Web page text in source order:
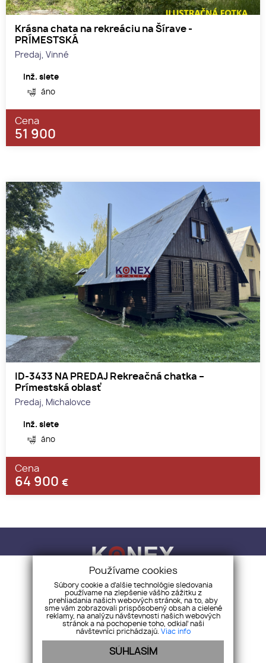
Krásna chata na rekreáciu na Šírave -
PRÍMESTSKÁ
Predaj, Vinné
Inž. siete
áno
Cena
51 900
ID-3433 NA PREDAJ Rekreačná chatka –
Prímestská oblasť
Predaj, Michalovce
Inž. siete
áno
Cena
64 900 €
KONEX REALITY, s.r.o.
+421 918 883 321
info@konex-reality.sk
NEHNUTEĽNOSTI BLOG O NÁS KONTAKT CHCEM PREDAŤ
Používame cookies
Súbory cookie a ďalšie technológie sledovania
používame na zlepšenie vášho zážitku z
prehliadania našich webových stránok, na to, aby
sme vám zobrazovali prispôsobený obsah a cielené
reklamy, na analýzu návštevnosti našich webových
stránok a na pochopenie toho, odkiaľ naši
návštevníci prichádzajú. Viac info
SÚHLASÍM